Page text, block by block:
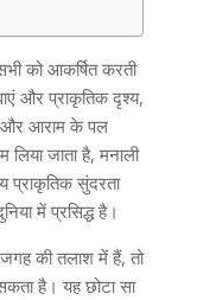
को आकर्षित करती
और प्राकृतिक दृश्य,
और आराम के पल
जाता है, मनाली
प्राकृतिक सुंदरता
में प्रसिद्ध है।
की तलाश में हैं, तो
है। यह छोटा सा